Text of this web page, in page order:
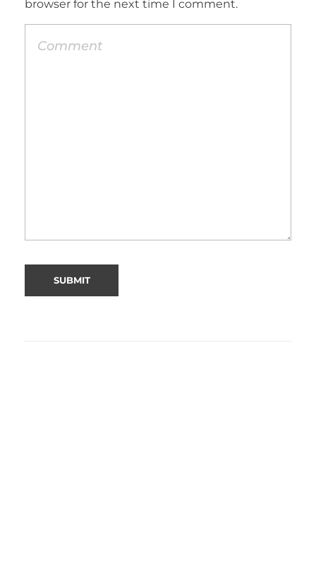
browser for the next time I comment.